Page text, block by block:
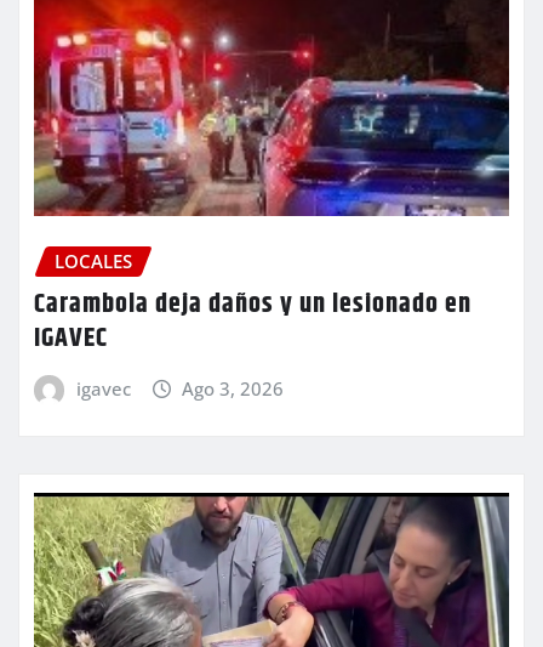
LOCALES
Carambola deja daños y un lesionado en
IGAVEC
igavec Ago 3, 2026